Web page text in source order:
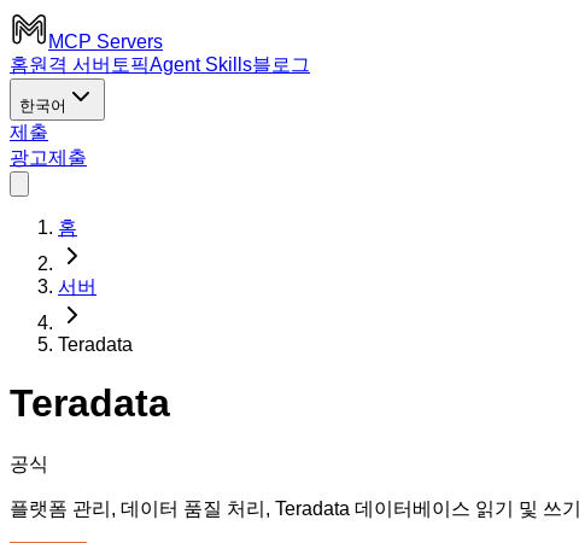
MCP Servers
홈원격 서버 토픽Agent Skills블로그
한국어
제출
광고제출
홈
서버
Teradata
Teradata
공식
플랫폼 관리, 데이터 품질 처리, Teradata 데이터베이스 읽기 및 쓰